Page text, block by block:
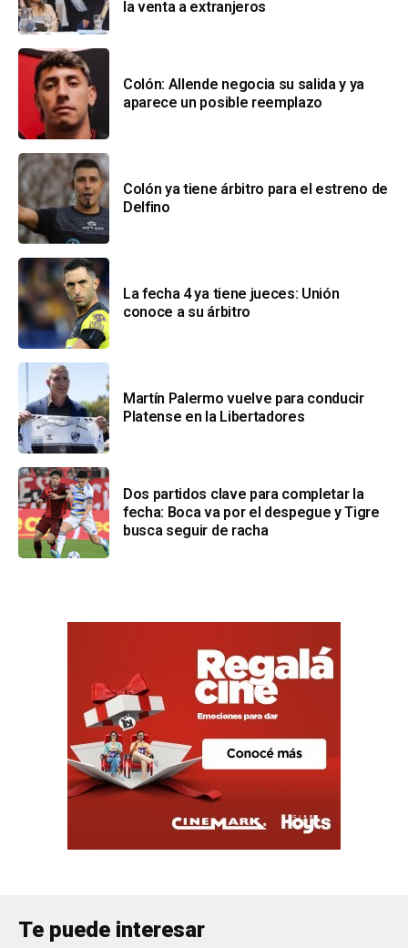
la venta a extranjeros
Colón: Allende negocia su salida y ya
aparece un posible reemplazo
Colón ya tiene árbitro para el estreno de
Delfino
La fecha 4 ya tiene jueces: Unión
conoce a su árbitro
Martín Palermo vuelve para conducir
Platense en la Libertadores
Dos partidos clave para completar la
fecha: Boca va por el despegue y Tigre
busca seguir de racha
Te puede interesar